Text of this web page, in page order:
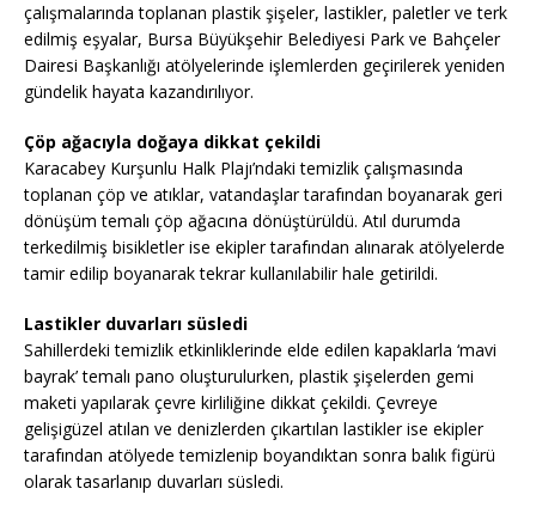
çalışmalarında toplanan plastik şişeler, lastikler, paletler ve terk
edilmiş eşyalar, Bursa Büyükşehir Belediyesi Park ve Bahçeler
Dairesi Başkanlığı atölyelerinde işlemlerden geçirilerek yeniden
gündelik hayata kazandırılıyor.
Çöp ağacıyla doğaya dikkat çekildi
Karacabey Kurşunlu Halk Plajı’ndaki temizlik çalışmasında
toplanan çöp ve atıklar, vatandaşlar tarafından boyanarak geri
dönüşüm temalı çöp ağacına dönüştürüldü. Atıl durumda
terkedilmiş bisikletler ise ekipler tarafından alınarak atölyelerde
tamir edilip boyanarak tekrar kullanılabilir hale getirildi.
Lastikler duvarları süsledi
Sahillerdeki temizlik etkinliklerinde elde edilen kapaklarla ‘mavi
bayrak’ temalı pano oluşturulurken, plastik şişelerden gemi
maketi yapılarak çevre kirliliğine dikkat çekildi. Çevreye
gelişigüzel atılan ve denizlerden çıkartılan lastikler ise ekipler
tarafından atölyede temizlenip boyandıktan sonra balık figürü
olarak tasarlanıp duvarları süsledi.